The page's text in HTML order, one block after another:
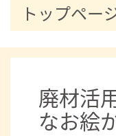
トップペー
廃材活
なお絵